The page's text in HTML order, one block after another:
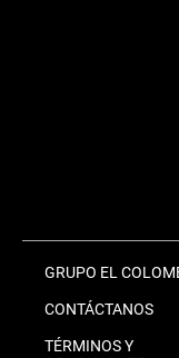
GRUPO EL
CONTÁCTANOS
TÉRMINOS Y